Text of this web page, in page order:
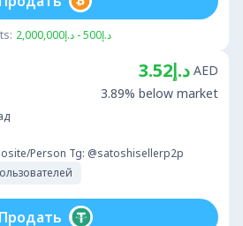
د.إ500 - د.إ2,000,000
Person Tg: @satoshisellerp2p
د.إ3.52 AED
3.89% below market
Продать